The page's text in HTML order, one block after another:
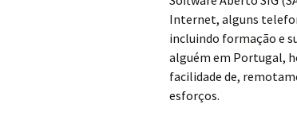
Internet, alguns
incluindo formação e
alguém em Portugal,
facilidade de,
esforços.